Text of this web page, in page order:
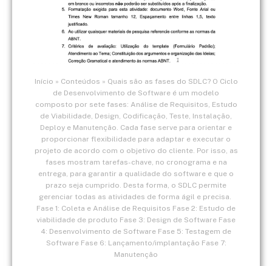
Início » Conteúdos » Quais são as fases do SDLC? O Ciclo
de Desenvolvimento de Software é um modelo
composto por sete fases: Análise de Requisitos, Estudo
de Viabilidade, Design, Codificação, Teste, Instalação,
Deploy e Manutenção. Cada fase serve para orientar e
proporcionar flexibilidade para adaptar e executar o
projeto de acordo com o objetivo do cliente. Por isso, as
fases mostram tarefas-chave, no cronograma e na
entrega, para garantir a qualidade do software e que o
prazo seja cumprido. Desta forma, o SDLC permite
gerenciar todas as atividades de forma ágil e precisa. ​
Fase 1: Coleta e Análise de Requisitos ​Fase 2: Estudo de
viabilidade de produto ​Fase 3: Design de Software ​Fase
4: Desenvolvimento de Software ​Fase 5: Testagem de
Software ​Fase 6: Lançamento/implantação ​Fase 7:
Manutenção